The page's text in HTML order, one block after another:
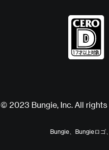
© 2023 Bungie, Inc. All rights
Bungie、Bungieロゴ